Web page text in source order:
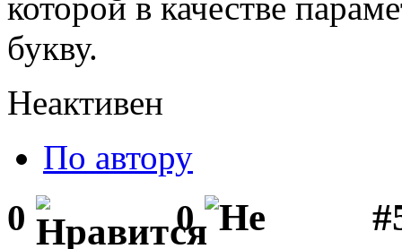
букву.
Неактивен
По автору
0 0